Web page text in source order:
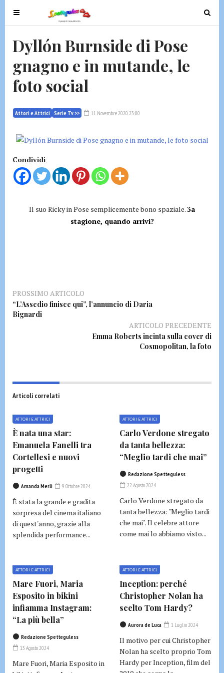
T
o
e
n
v
i
g
t
o
T
o
a
Dyllón Burnside di Pose
gnagno e in mutande, le
foto social
Attori e Attrici Serie Tv >> 11 Novembre 2020 23:00
Condividi
Il suo Ricky in Pose semplicemente bono spaziale.3a
stagione, quando arrivi?
PROSSIMO ARTICOLO
“L’Assedio finisce qui”, l’annuncio di Daria
Bignardi
ARTICOLO PRECEDENTE
Emma Roberts incinta sulla cover di
Cosmopolitan, la foto
Articoli correlati
ATTORI E ATTRICI
È nata una star:
Emanuela Fanelli tra
Cortellesi e nuovi
progetti
Amanda Merli 9 Ottobre 2024
È stata la grande e gradita
sorpresa del cinema italiano
di quest'anno, grazie alla
splendida performance...
ATTORI E ATTRICI
Carlo Verdone stregato
da tanta bellezza:
“Meglio tardi che mai”
Redazione Spetteguless
22 Agosto 2024
Carlo Verdone stregato da
tanta bellezza: "Meglio tardi
che mai". Il celebre attore
come mai lo abbiamo visto...
ATTORI E ATTRICI
Mare Fuori, Maria
Esposito in bikini
infiamma Instagram:
“La più bella”
Redazione Spetteguless
13 Agosto 2024
Mare Fuori, Maria Esposito in
ATTORI E ATTRICI
Inception: perché
Christopher Nolan ha
scelto Tom Hardy?
Aurora de Luca 1 Luglio 2024
Il motivo per cui Christopher
Nolan ha scelto proprio Tom
Hardy per Inception, film del